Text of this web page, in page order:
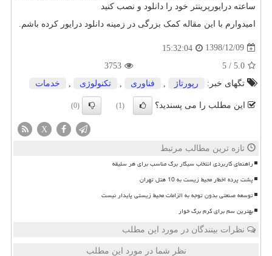
ساعته درایورپرینتر خود را دانلود و نصب کنید
امیدوارم با این مقاله کمک بزرگی در زمینه دانلود درایور کرده باشم.
1398/12/09
15:32:04
5.0
/
5
3753
تگهای خبر:
رپورتاژ فناوری تكنولوژی خدمات
این مطلب را می پسندید؟ (1)
(0)
X
تازه ترین مطالب مرتبط
راهنمای کاربردی انتخاب سیگار برگ مناسب برای هر سلیقه
پشت پرده اخطار محیط زیست به 10 هتل تهران
توسعه صنعتی بدون توجه به الزامات محیط زیستی پایدار نیست
بهترین سم برای کرم برگ خوار
نظرات بینندگان در مورد این مطلب
نظر شما در مورد این مطلب